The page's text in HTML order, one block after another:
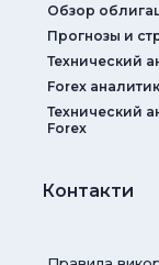
Обзор
Прогнозы и
Технический
Forex
Технический
Forex
Контакти